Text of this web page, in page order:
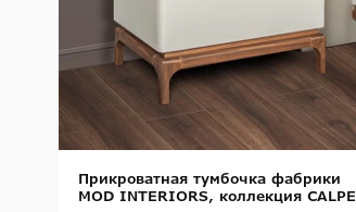
Прикроватная тумбочка фабрики
MOD INTERIORS, коллекция CALPE